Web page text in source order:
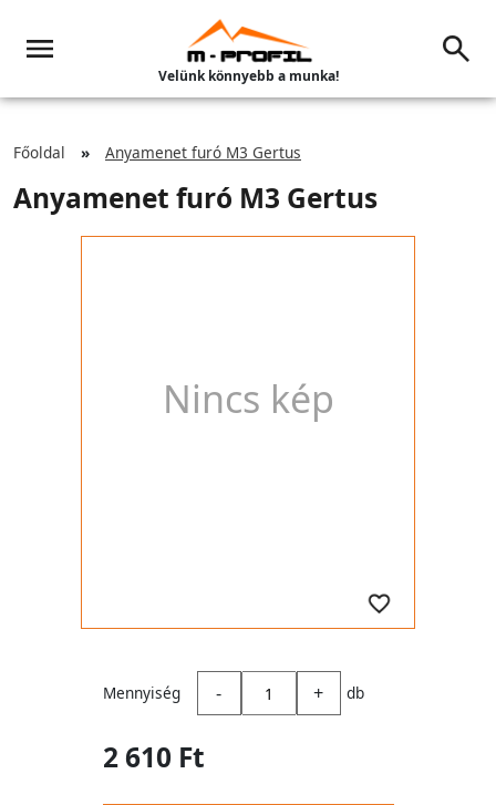
Velünk könnyebb a munka!
Főoldal Anyamenet furó M3 Gertus
Anyamenet furó M3 Gertus
Nincs kép
Mennyiség - + db
2 610 Ft